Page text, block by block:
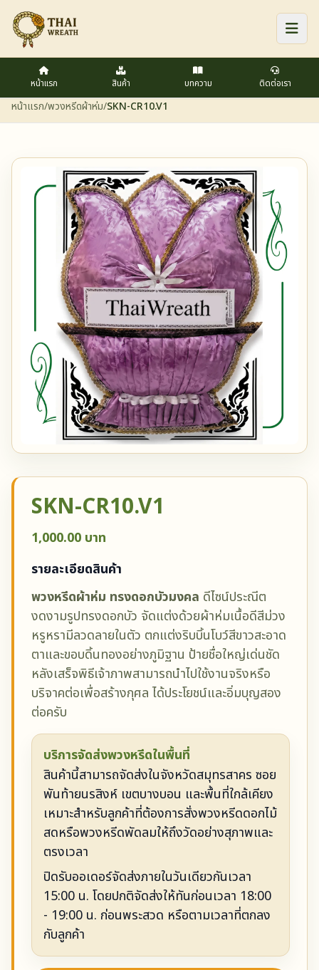
หน้าแรก สินค้า บทความ ติดต่อเรา
หน้าแรก/พวงหรีดผ้าห่ม/SKN-CR10.V1
SKN-CR10.V1
1,000.00 บาท
รายละเอียดสินค้า
พวงหรีดผ้าห่ม ทรงดอกบัวมงคล ดีไซน์ประณีต
งดงามรูปทรงดอกบัว จัดแต่งด้วยผ้าห่มเนื้อดีสีม่วง
หรูหรามีลวดลายในตัว ตกแต่งริบบิ้นโบว์สีขาวสะอาด
ตาและขอบดิ้นทองอย่างภูมิฐาน ป้ายชื่อใหญ่เด่นชัด
หลังเสร็จพิธีเจ้าภาพสามารถนำไปใช้งานจริงหรือ
บริจาคต่อเพื่อสร้างกุศล ได้ประโยชน์และอิ่มบุญสอง
ต่อครับ
บริการจัดส่งพวงหรีดในพื้นที่
สินค้านี้สามารถจัดส่งในจังหวัดสมุทรสาคร ซอย
พันท้ายนรสิงห์ เขตบางบอน และพื้นที่ใกล้เคียง
เหมาะสำหรับลูกค้าที่ต้องการสั่งพวงหรีดดอกไม้
สดหรือพวงหรีดพัดลมให้ถึงวัดอย่างสุภาพและ
ตรงเวลา
ปิดรับออเดอร์จัดส่งภายในวันเดียวกันเวลา
15:00 น. โดยปกติจัดส่งให้ทันก่อนเวลา 18:00
- 19:00 น. ก่อนพระสวด หรือตามเวลาที่ตกลง
กับลูกค้า